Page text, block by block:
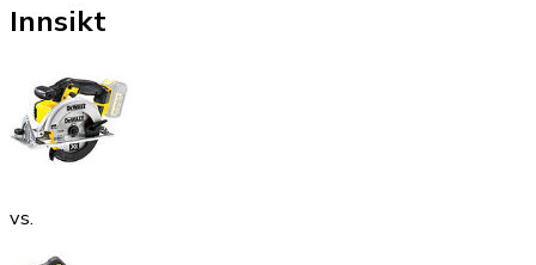
Innsikt
vs.